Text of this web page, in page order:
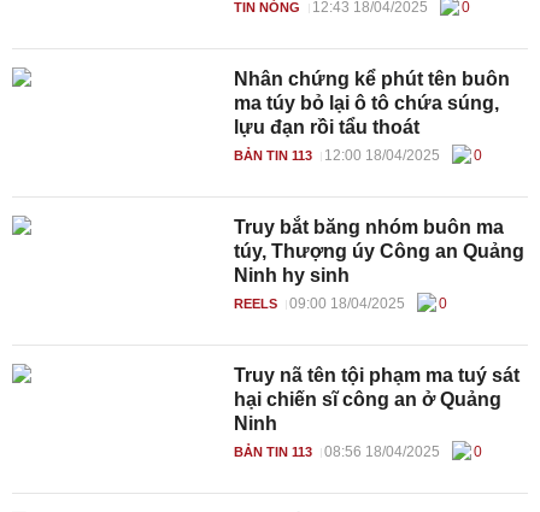
TIN NÓNG 12:43 18/04/2025 0
Nhân chứng kể phút tên buôn
ma túy bỏ lại ô tô chứa súng,
lựu đạn rồi tẩu thoát
BẢN TIN 113 12:00 18/04/2025 0
Truy bắt băng nhóm buôn ma
túy, Thượng úy Công an Quảng
Ninh hy sinh
REELS 09:00 18/04/2025 0
Truy nã tên tội phạm ma tuý sát
hại chiến sĩ công an ở Quảng
Ninh
BẢN TIN 113 08:56 18/04/2025 0